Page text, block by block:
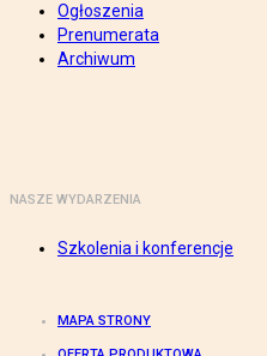
Ogłoszenia
Prenumerata
Archiwum
NASZE WYDARZENIA
Szkolenia i konferencje
MAPA STRONY